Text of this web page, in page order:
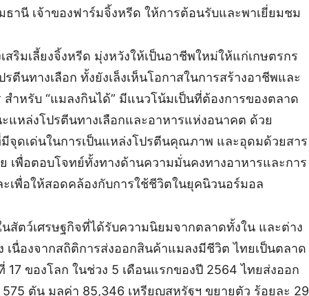
านี เจ้าของฟาร์มจิ้งหรีด ให้การต้อนรับและพาเยี่ยมชม
ริมเลี้ยงจิ้งหรีด มุ่งหวังให้เป็นอาชีพใหม่ให้แก่เกษตรกร
ตีนทางเลือก ทั้งยังเล็งเห็นโอกาสในการสร้างอาชีพและ
ำหรับ “แมลงกินได้” มีแนวโน้มเป็นที่ต้องการของตลาด
แหล่งโปรตีนทางเลือกและอาหารแห่งอนาคต ด้วย
จุดเด่นในการเป็นแหล่งโปรตีนคุณภาพ และอุดมด้วยสาร
เพื่อตอบโจทย์ทั้งทางด้านความมั่นคงทางอาหารและการ
เพื่อให้สอดคล้องกับการใช้ชีวิตในยุคนิวนอร์มอล
สัตว์เศรษฐกิจที่ได้รับความนิยมจากตลาดทั้งใน และต่าง
เนื่องจากสถิติการส่งออกสินค้าแมลงมีชีวิต ไทยเป็นตลาด
ของโลก ในช่วง 5 เดือนแรกของปี 2564 ไทยส่งออก
ตัน มูลค่า 85,346 เหรียญสหรัฐฯ ขยายตัว ร้อยละ 29